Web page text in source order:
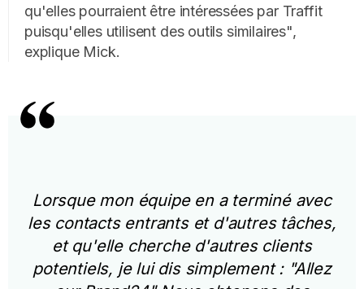
qu'elles pourraient être intéressées par Traffit
puisqu'elles utilisent des outils similaires",
explique Mick.
Lorsque mon équipe en a terminé avec
les contacts entrants et d'autres tâches,
et qu'elle cherche d'autres clients
potentiels, je lui dis simplement : "Allez